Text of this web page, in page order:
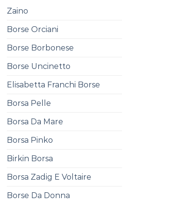
Zaino
Borse Orciani
Borse Borbonese
Borse Uncinetto
Elisabetta Franchi Borse
Borsa Pelle
Borsa Da Mare
Borsa Pinko
Birkin Borsa
Borsa Zadig E Voltaire
Borse Da Donna